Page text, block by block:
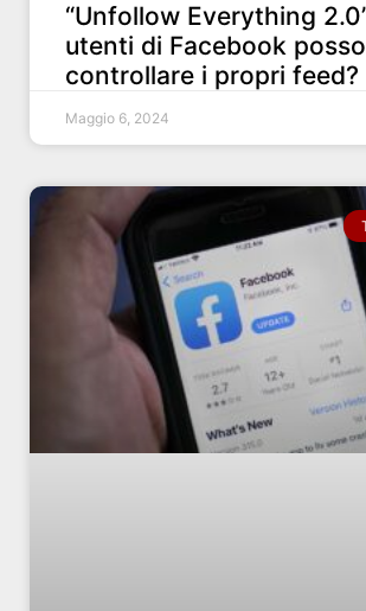
“Unfollow Everything
utenti di Facebook
controllare i propri feed?
Maggio 6, 2024